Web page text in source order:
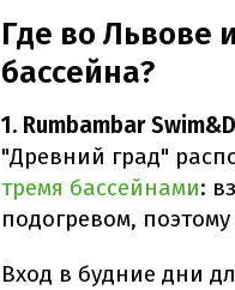
Где во Львове
бассейна?
1. Rumbambar
"Древний град"
тремя бассейнами:
подогревом,
Вход в будние дни